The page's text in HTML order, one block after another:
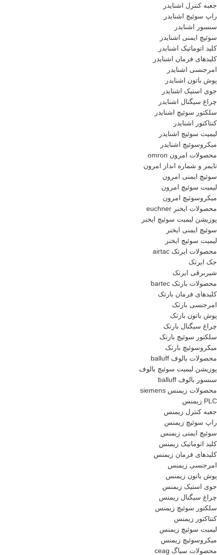
جعبه کنترل اشنایدر
راپ سوئیچ اشنایدر
سنسور اشنایدر
سوئیچ ایمنی اشنایدر
کلید اتوماتیک اشنایدر
کلیدهای فرمان اشنایدر
امرجنسی اشنایدر
پوش باتون اشنایدر
جوی استیک اشنایدر
چراغ سیگنال اشنایدر
سلکتور سوئیچ اشنایدر
کنتاکتور اشنایدر
لیمیت سوئیچ اشنایدر
میکروسوئیچ اشنایدر
محصولات امرون omron
تایمر و شماره انداز امرون
سوئیچ ایمنی امرون
لیمیت سوئیچ امرون
میکروسوئیچ امرون
محصولات ایخنر euchner
پوزیشن لیمیت سوئیچ ایخنر
سوئیچ ایمنی ایخنر
لیمیت سوئیچ ایخنر
محصولات ایرتک airtac
جک ایرتک
شیربرقی ایرتک
محصولات بارتک bartec
کلیدهای فرمان بارتک
امرجنسی بارتک
پوش باتون بارتک
چراغ سیگنال بارتک
سلکتور سوئیچ بارتک
میکروسوئیچ بارتک
محصولات بالوف balluff
پوزیشن لیمیت سوئیچ بالوف
سنسور بالوف balluff
محصولات زیمنس siemens
PLC زیمنس
جعبه کنترل زیمنس
راپ سوئیچ زیمنس
سوئیچ ایمنی زیمنس
کلید اتوماتیک زیمنس
کلیدهای فرمان زیمنس
امرجنسی زیمنس
پوش باتون زیمنس
جوی استیک زیمنس
چراغ سیگنال زیمنس
سلکتور سوئیچ زیمنس
کنتاکتور زیمنس
لیمیت سوئیچ زیمنس
میکروسوئیچ زیمنس
محصولات سیاگ ceag